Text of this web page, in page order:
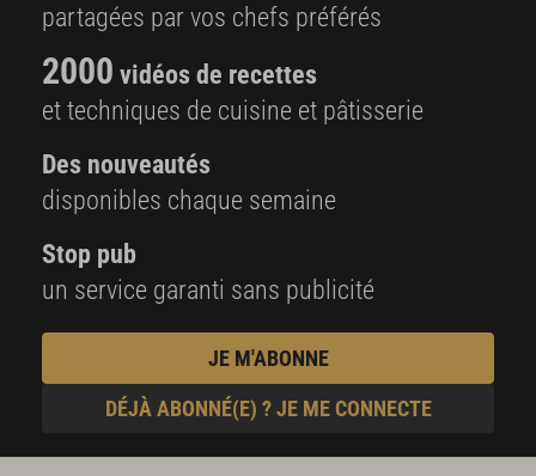
partagées par vos chefs préférés
2000 vidéos de recettes
et techniques de cuisine et pâtisserie
Des nouveautés
disponibles chaque semaine
Stop pub
un service garanti sans publicité
JE M'ABONNE
DÉJÀ ABONNÉ(E) ? JE ME CONNECTE